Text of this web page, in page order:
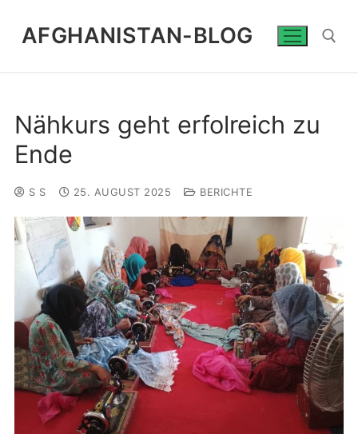
AFGHANISTAN-BLOG
Nähkurs geht erfolreich zu
Ende
S S 25. AUGUST 2025 BERICHTE